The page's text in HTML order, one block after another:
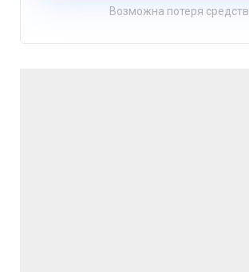
Возможна потеря средств